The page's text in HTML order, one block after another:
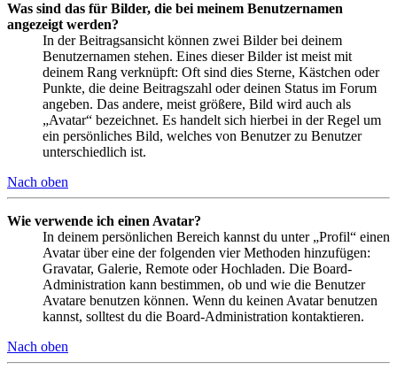
Was sind das für Bilder, die bei meinem Benutzernamen
angezeigt werden?
In der Beitragsansicht können zwei Bilder bei deinem
Benutzernamen stehen. Eines dieser Bilder ist meist mit
deinem Rang verknüpft: Oft sind dies Sterne, Kästchen oder
Punkte, die deine Beitragszahl oder deinen Status im Forum
angeben. Das andere, meist größere, Bild wird auch als
„Avatar“ bezeichnet. Es handelt sich hierbei in der Regel um
ein persönliches Bild, welches von Benutzer zu Benutzer
unterschiedlich ist.
Nach oben
Wie verwende ich einen Avatar?
In deinem persönlichen Bereich kannst du unter „Profil“ einen
Avatar über eine der folgenden vier Methoden hinzufügen:
Gravatar, Galerie, Remote oder Hochladen. Die Board-
Administration kann bestimmen, ob und wie die Benutzer
Avatare benutzen können. Wenn du keinen Avatar benutzen
kannst, solltest du die Board-Administration kontaktieren.
Nach oben